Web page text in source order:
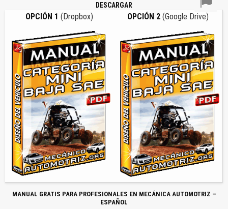
DESCARGAR
OPCIÓN 1 (Dropbox) OPCIÓN 2 (Google Drive)
MANUAL GRATIS PARA PROFESIONALES EN MECÁNICA AUTOMOTRIZ –
ESPAÑOL